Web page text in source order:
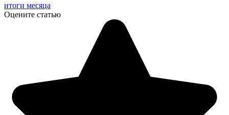
итоги месяца
Оцените статью